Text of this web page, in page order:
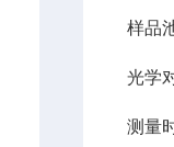
样品
光学
测量